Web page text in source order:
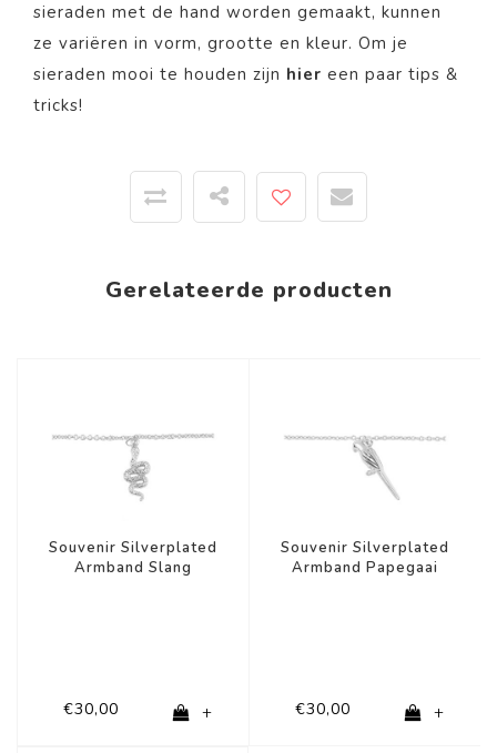
sieraden met de hand worden gemaakt, kunnen
ze variëren in vorm, grootte en kleur. Om je
sieraden mooi te houden zijn hier een paar tips &
tricks!
Gerelateerde producten
Souvenir Silverplated
Armband Slang
€30,00 +
Souvenir Silverplated
Armband Papegaai
€30,00 +